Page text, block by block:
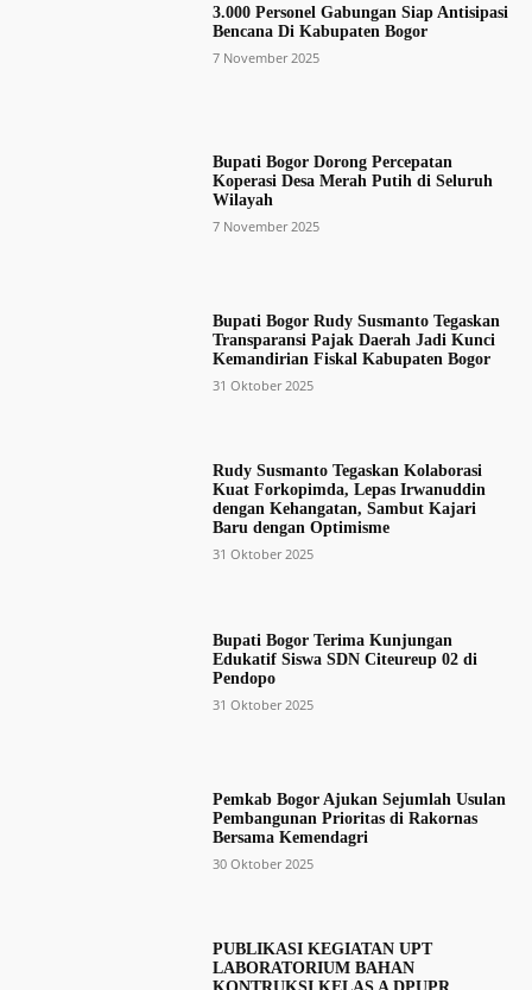
3.000 Personel Gabungan Siap Antisipasi
Bencana Di Kabupaten Bogor
7 November 2025
Bupati Bogor Dorong Percepatan
Koperasi Desa Merah Putih di Seluruh
Wilayah
7 November 2025
Bupati Bogor Rudy Susmanto Tegaskan
Transparansi Pajak Daerah Jadi Kunci
Kemandirian Fiskal Kabupaten Bogor
31 Oktober 2025
Rudy Susmanto Tegaskan Kolaborasi
Kuat Forkopimda, Lepas Irwanuddin
dengan Kehangatan, Sambut Kajari
Baru dengan Optimisme
31 Oktober 2025
Bupati Bogor Terima Kunjungan
Edukatif Siswa SDN Citeureup 02 di
Pendopo
31 Oktober 2025
Pemkab Bogor Ajukan Sejumlah Usulan
Pembangunan Prioritas di Rakornas
Bersama Kemendagri
30 Oktober 2025
PUBLIKASI KEGIATAN UPT
LABORATORIUM BAHAN